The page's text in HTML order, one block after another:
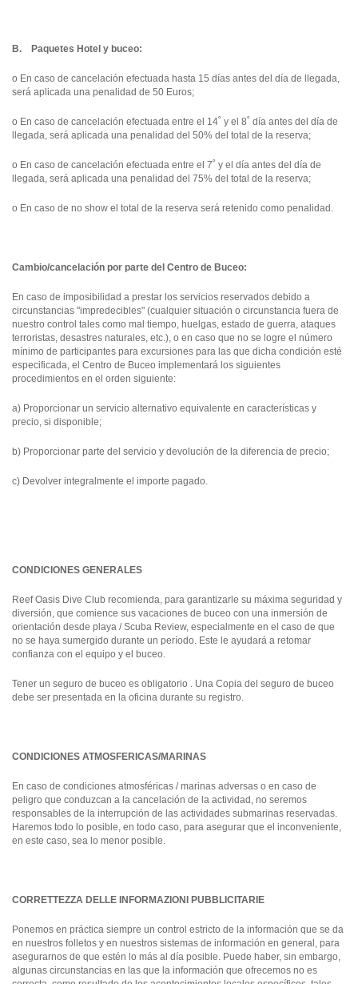
B. Paquetes Hotel y buceo:
o En caso de cancelación efectuada hasta 15 días antes del día de llegada,
será aplicada una penalidad de 50 Euros;
o En caso de cancelación efectuada entre el 14˚ y el 8˚ día antes del día de
llegada, será aplicada una penalidad del 50% del total de la reserva;
o En caso de cancelación efectuada entre el 7˚ y el día antes del día de
llegada, será aplicada una penalidad del 75% del total de la reserva;
o En caso de no show el total de la reserva será retenido como penalidad.
Cambio/cancelación por parte del Centro de Buceo:
En caso de imposibilidad a prestar los servicios reservados debido a
circunstancias "impredecibles" (cualquier situación o circunstancia fuera de
nuestro control tales como mal tiempo, huelgas, estado de guerra, ataques
terroristas, desastres naturales, etc.), o en caso que no se logre el número
mínimo de participantes para excursiones para las que dicha condición esté
especificada, el Centro de Buceo implementará los siguientes
procedimientos en el orden siguiente:
a) Proporcionar un servicio alternativo equivalente en características y
precio, si disponible;
b) Proporcionar parte del servicio y devolución de la diferencia de precio;
c) Devolver integralmente el importe pagado.
CONDICIONES GENERALES
Reef Oasis Dive Club recomienda, para garantizarle su máxima seguridad y
diversión, que comience sus vacaciones de buceo con una inmersión de
orientación desde playa / Scuba Review, especialmente en el caso de que
no se haya sumergido durante un período. Este le ayudará a retomar
confianza con el equipo y el buceo.
Tener un seguro de buceo es obligatorio . Una Copia del seguro de buceo
debe ser presentada en la oficina durante su registro.
CONDICIONES ATMOSFERICAS/MARINAS
En caso de condiciones atmosféricas / marinas adversas o en caso de
peligro que conduzcan a la cancelación de la actividad, no seremos
responsables de la interrupción de las actividades submarinas reservadas.
Haremos todo lo posible, en todo caso, para asegurar que el inconveniente,
en este caso, sea lo menor posible.
CORRETTEZZA DELLE INFORMAZIONI PUBBLICITARIE
Ponemos en práctica siempre un control estricto de la información que se da
en nuestros folletos y en nuestros sistemas de información en general, para
asegurarnos de que estén lo más al día posible. Puede haber, sin embargo,
algunas circunstancias en las que la información que ofrecemos no es